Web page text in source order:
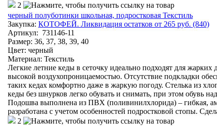
2
черный полуботинки школьная, подростковая Текстиль
Закупка: КОТОФЕЙ. Ликвидация остатков от 265 руб. (840)
Артикул: 731146-11
Размер: 36, 37, 38, 39, 40
Цвет: черный
Материал: Текстиль
Легкие летние кеды в сеточку идеально подходят для
высокой воздухопроницаемостью. Отсутствие подкладки
таких кедах комфортно даже в жаркую погоду. Стелька из
кеды без шнурков легко обувать и снимать, при этом обувь
Подошва выполнена из ПВХ (поливинилхлорида) – гибкая,
разработана с учетом особенностей подростковой стопы.
2